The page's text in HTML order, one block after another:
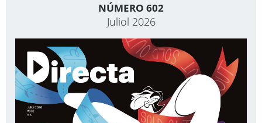
NÚMERO 602
Juliol 2026